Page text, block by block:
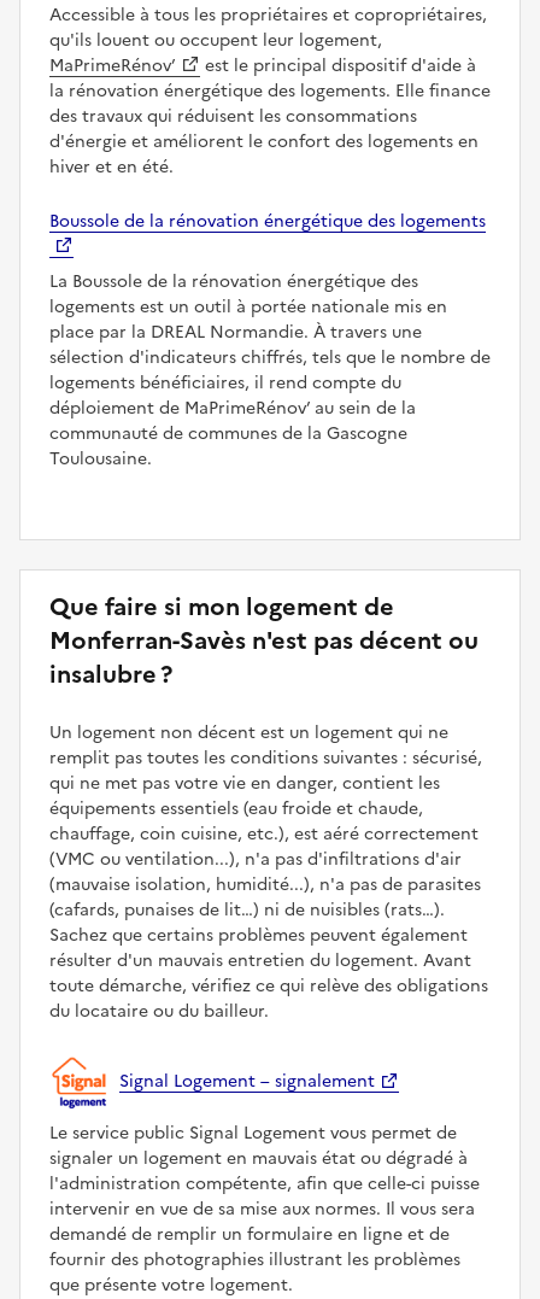
Accessible à tous les propriétaires et copropriétaires,
qu'ils louent ou occupent leur logement,
MaPrimeRénov’
est le principal dispositif d'aide à
la rénovation énergétique des logements. Elle finance
des travaux qui réduisent les consommations
d'énergie et améliorent le confort des logements en
hiver et en été.
Boussole de la rénovation énergétique des logements
La Boussole de la rénovation énergétique des
logements est un outil à portée nationale mis en
place par la DREAL Normandie. À travers une
sélection d'indicateurs chiffrés, tels que le nombre de
logements bénéficiaires, il rend compte du
déploiement de MaPrimeRénov’ au sein de la
communauté de communes de la Gascogne
Toulousaine.
Que faire si mon logement de
Monferran-Savès n'est pas décent ou
insalubre ?
Un logement non décent est un logement qui ne
remplit pas toutes les conditions suivantes : sécurisé,
qui ne met pas votre vie en danger, contient les
équipements essentiels (eau froide et chaude,
chauffage, coin cuisine, etc.), est aéré correctement
(VMC ou ventilation...), n'a pas d'infiltrations d'air
(mauvaise isolation, humidité...), n'a pas de parasites
(cafards, punaises de lit…) ni de nuisibles (rats…).
Sachez que certains problèmes peuvent également
résulter d'un mauvais entretien du logement. Avant
toute démarche, vérifiez ce qui relève des obligations
du locataire ou du bailleur.
Signal Logement – signalement
Le service public Signal Logement vous permet de
signaler un logement en mauvais état ou dégradé à
l'administration compétente, afin que celle-ci puisse
intervenir en vue de sa mise aux normes. Il vous sera
demandé de remplir un formulaire en ligne et de
fournir des photographies illustrant les problèmes
que présente votre logement.